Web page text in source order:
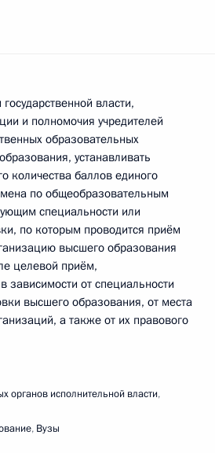
власти,
и полномочия учредителей
образовательных
устанавливать
количества баллов единого
по общеобразовательным
специальности или
по которым проводится приём
высшего образования
целевой приём,
от специальности
высшего образования, от места
а также от их правового
органов исполнительной власти,
, Вузы